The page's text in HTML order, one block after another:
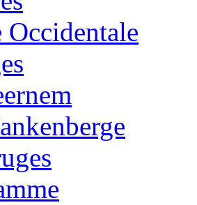
Occidentale